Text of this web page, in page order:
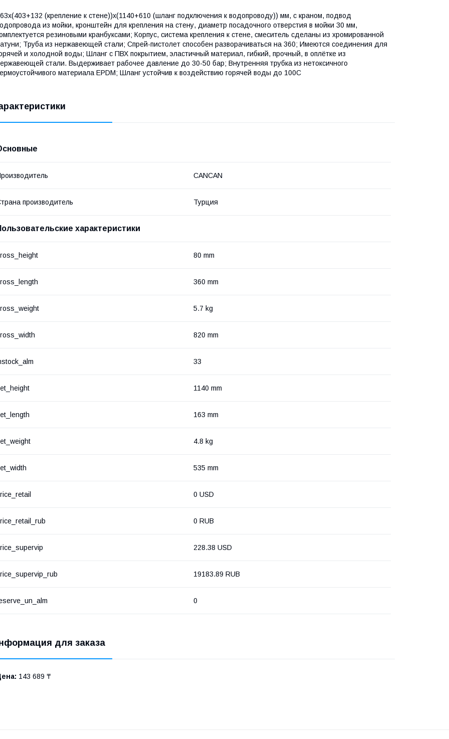
(крепление к стене))х(1140+610 (шланг подключения к водопроводу)) мм, с краном, подвод
из мойки, кронштейн для крепления на стену, диаметр посадочного отверстия в мойки 30 мм,
резиновыми кранбуксами; Корпус, система крепления к стене, смеситель сделаны из хромированной
Труба из нержавеющей стали; Спрей-пистолет способен разворачиваться на 360; Имеются соединения для
и холодной воды; Шланг с ПВХ покрытием, эластичный материал, гибкий, прочный, в оплётке из
стали. Выдерживает рабочее давление до 30-50 бар; Внутренняя трубка из нетоксичного
материала EPDM; Шланг устойчив к воздействию горячей воды до 100C
CANCAN
производитель Турция
характеристики
80 mm
360 mm
5.7 kg
820 mm
33
1140 mm
163 mm
4.8 kg
535 mm
0 USD
0 RUB
228.38 USD
19183.89 RUB
0
для заказа
143 689 ₸